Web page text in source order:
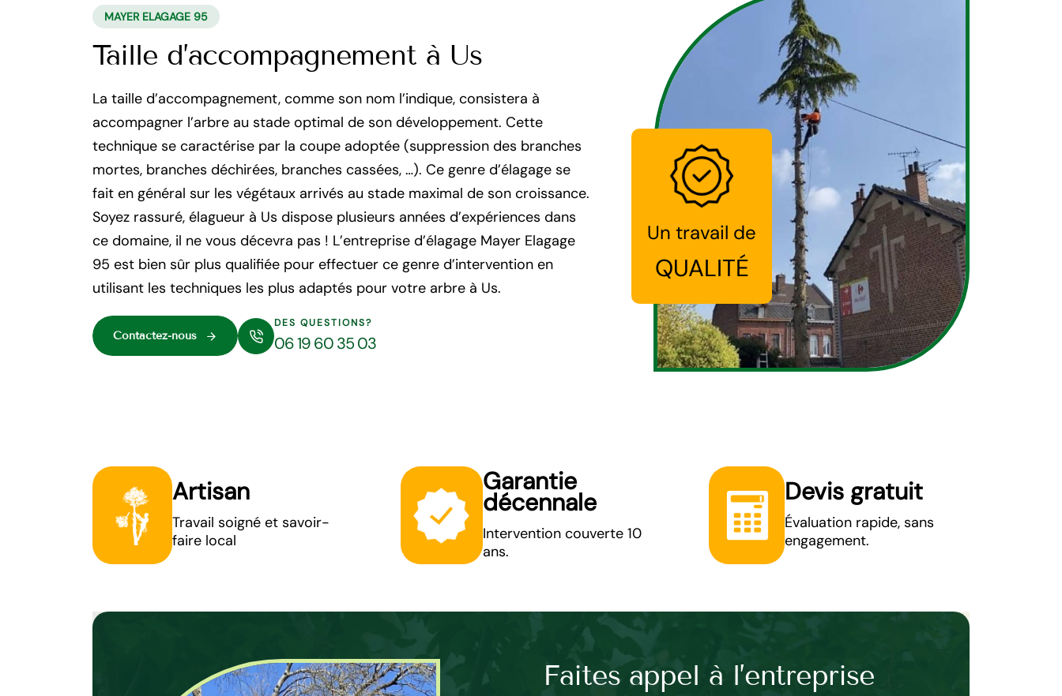
MAYER ELAGAGE 95
Taille d’accompagnement à Us
La taille d’accompagnement, comme son nom l’indique, consistera à
accompagner l’arbre au stade optimal de son développement. Cette
technique se caractérise par la coupe adoptée (suppression des branches
mortes, branches déchirées, branches cassées, …). Ce genre d’élagage se
fait en général sur les végétaux arrivés au stade maximal de son croissance.
Soyez rassuré, élagueur à Us dispose plusieurs années d’expériences dans
ce domaine, il ne vous décevra pas ! L’entreprise d’élagage Mayer Elagage
95 est bien sûr plus qualifiée pour effectuer ce genre d’intervention en
utilisant les techniques les plus adaptés pour votre arbre à Us.
Contactez-nous
DES QUESTIONS?
06 19 60 35 03
Un travail de
QUALITÉ
Artisan
Travail soigné et savoir-
faire local
Garantie
décennale
Intervention couverte 10
ans.
Devis gratuit
Évaluation rapide, sans
engagement.
Elagage d’arbre : les
Faites appel à l’entreprise